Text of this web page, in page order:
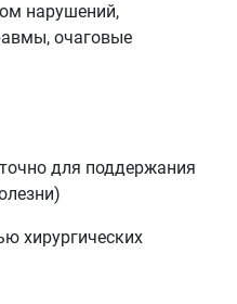
нарушений,
очаговые
для поддержания
хирургических